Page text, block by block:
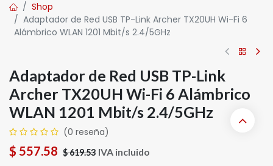
Shop
Adaptador de Red USB TP-Link Archer TX20UH Wi-Fi 6
Alámbrico WLAN 1201 Mbit/s 2.4/5GHz
Adaptador de Red USB TP-Link
Archer TX20UH Wi-Fi 6 Alámbrico
WLAN 1201 Mbit/s 2.4/5GHz
(0 reseña)
$ 557.58 $619.53 IVA incluido